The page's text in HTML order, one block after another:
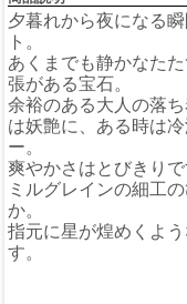
夕暮れから夜になる
ト。
あくまでも静かなた
張がある宝石。
余裕のある大人の落
は妖艶に、ある時は
ー。
爽やかさはとびきりで
ミルグレインの細工
か。
指元に星が煌めくよ
す。